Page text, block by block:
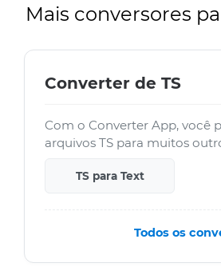
Mais conversores
Converter de TS
Com o Converter App, você
arquivos TS para muitos
TS para Text
Todos os